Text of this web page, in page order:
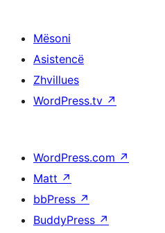
Mësoni
Asistencë
Zhvillues
WordPress.tv ↗
WordPress.com ↗
Matt ↗
bbPress ↗
BuddyPress ↗